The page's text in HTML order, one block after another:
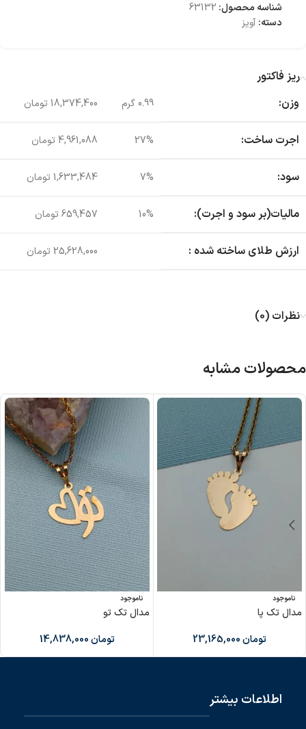
شناسه محصول: 63132
دسته: آویز
ریز فاکتور
وزن:
0.99 گرم 18,374,400 تومان
اجرت ساخت: 27% 4,961,088 تومان
سود: 7% 1,633,484 تومان
مالیات(بر سود و اجرت): 10% 659,457 تومان
ارزش طلای ساخته شده : 25,628,000 تومان
نظرات (0)
محصولات مشابه
ناموجود
مدال تک پا
تومان
ناموجود
مدال تک تو
تومان
اطلاعات بیشتر